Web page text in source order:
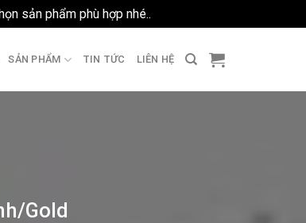
sản phẩm phù hợp nhé..
SẢN PHẨM TIN TỨC LIÊN HỆ
Gold